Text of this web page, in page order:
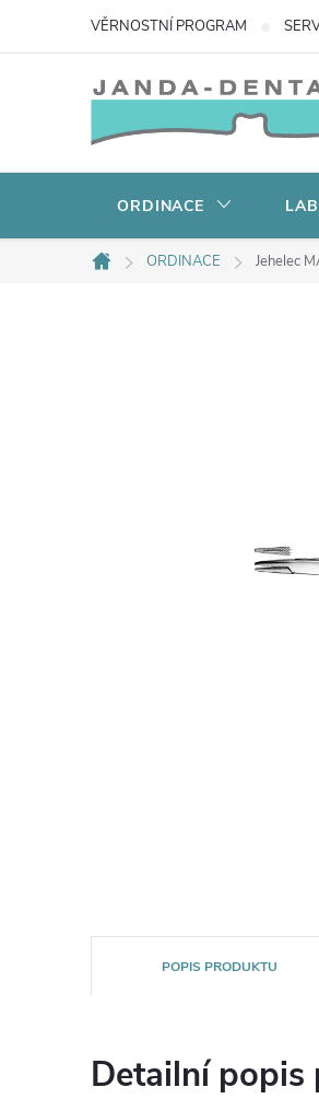
VĚRNOSTNÍ PROGRAM
ORDINACE
Domů
ORDINACE Jehelec
POPIS PRODUKTU
Detailní popis